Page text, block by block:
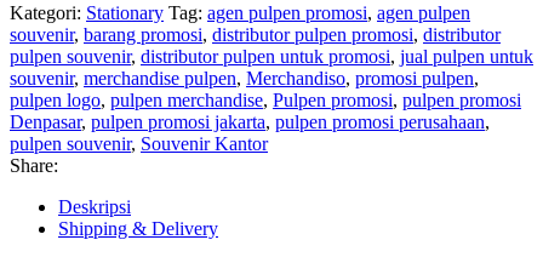
Kategori: Stationary Tag: agen pulpen promosi, agen pulpen
souvenir, barang promosi, distributor pulpen promosi, distributor
pulpen souvenir, distributor pulpen untuk promosi, jual pulpen untuk
souvenir, merchandise pulpen, Merchandiso, promosi pulpen,
pulpen logo, pulpen merchandise, Pulpen promosi, pulpen promosi
Denpasar, pulpen promosi jakarta, pulpen promosi perusahaan,
pulpen souvenir, Souvenir Kantor
Share:
Deskripsi
Shipping & Delivery